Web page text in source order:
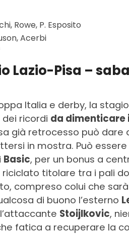
Rowe, P. Esposito
Acerbi
Lazio-Pisa –
Italia e derby, la
ricordi da dimenticare
già retrocesso può
in mostra. Può essere
Basic, per un bonus a
riciclato titolare tra i pali
compreso colui che
di buono l’esterno
Stoijlkovic,
fatica a recuperare la